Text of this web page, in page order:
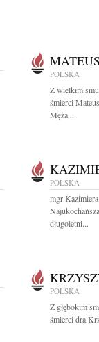
POLSKA
Z wielkim
śmierci
Męża...
POLSKA
mgr
długoletni...
POLSKA
Z głębokim
śmierci dra